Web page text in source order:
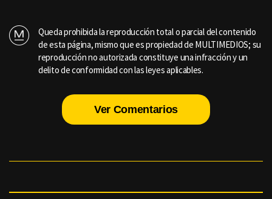
Queda prohibida la reproducción total o parcial del contenido
de esta página, mismo que es propiedad de MULTIMEDIOS; su
reproducción no autorizada constituye una infracción y un
delito de conformidad con las leyes aplicables.
Ver Comentarios